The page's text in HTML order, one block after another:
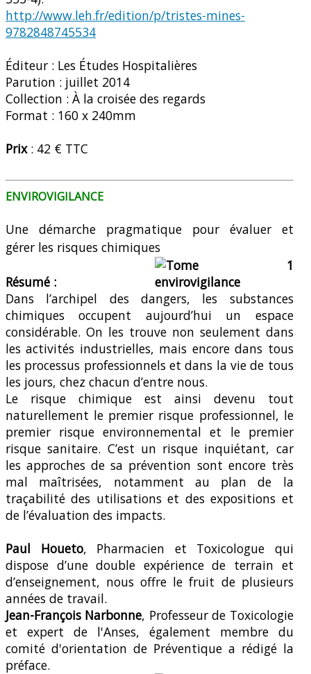
http://www.leh.fr/edition/p/tristes-mines-
9782848745534
Éditeur : Les Études Hospitalières
Parution : juillet 2014
Collection : À la croisée des regards
Format : 160 x 240mm
Prix: 42 € TTC
ENVIROVIGILANCE
Une démarche pragmatique pour évaluer et
gérer les risques chimiques
Résumé :
Dans l’archipel des dangers, les substances
chimiques occupent aujourd’hui un espace
considérable. On les trouve non seulement dans
les activités industrielles, mais encore dans tous
les processus professionnels et dans la vie de tous
les jours, chez chacun d’entre nous.
Le risque chimique est ainsi devenu tout
naturellement le premier risque professionnel, le
premier risque environnemental et le premier
risque sanitaire. C’est un risque inquiétant, car
les approches de sa prévention sont encore très
mal maîtrisées, notamment au plan de la
traçabilité des utilisations et des expositions et
de l’évaluation des impacts.
Paul Houeto, Pharmacien et Toxicologue qui
dispose d’une double expérience de terrain et
d’enseignement, nous offre le fruit de plusieurs
années de travail.
Jean-François Narbonne, Professeur de Toxicologie
et expert de l'Anses, également membre du
comité d'orientation de Préventique a rédigé la
préface.